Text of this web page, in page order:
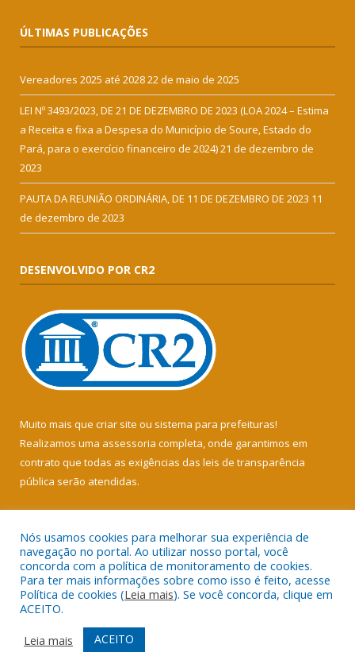
ÚLTIMAS PUBLICAÇÕES
Vereadores 2025 até 202822 de maio de 2025
LEI Nº 3493/2023, DE 21 DE DEZEMBRO DE 2023 (LOA 2024 – Estima
a Receita e fixa a Despesa do Município de Soure, Estado do
Pará, para o exercício financeiro de 2024)21 de dezembro de
2023
PAUTA DA REUNIÃO ORDINÁRIA, DE 11 DE DEZEMBRO DE 2023 11
de dezembro de 2023
DESENVOLVIDO POR CR2
Muito mais que criar site ou sistema para prefeituras!
Realizamos uma assessoria completa, onde garantimos em
contrato que todas as exigências das leis de transparência
pública serão atendidas.
Todos os direitos reservados a Câmara Municipal de Soure.
Mapa do Site
Acessar Área Administrativa
Acessar Webmail
Nós usamos cookies para melhorar sua experiência de
navegação no portal. Ao utilizar nosso portal, você
concorda com a política de monitoramento de cookies.
Para ter mais informações sobre como isso é feito, acesse
Política de cookies (Leia mais). Se você concorda, clique em
ACEITO.
Leia mais
ACEITO